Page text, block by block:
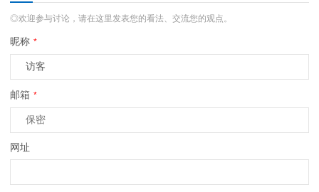
◎欢迎参与讨论，请在这里发表您的看法、交流您的观点。
昵称 *
邮箱 *
网址